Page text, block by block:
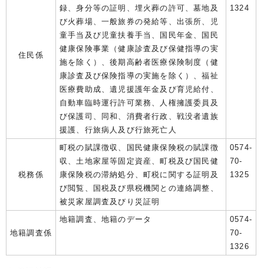
住民係
録、身分等の証明、埋火葬の許可、墓地及
び火葬場、一般旅券の発給等、出張所、児
童手当及び児童扶養手当、国民年金、国民
健康保険事業（健康診査及び保健指導の実
施を除く）、後期高齢者医療保険制度（健
康診査及び保険指導の実施を除く）、福祉
医療費助成、遺児援護年金及び育児給付、
自動車臨時運行許可業務、人権擁護委員及
び保護司、同和、消費者行政、戦没者遺族
援護、行旅病人及び行旅死亡人
1324
税務係
町税の賦課徴収、国民健康保険税の賦課徴
収、土地家屋等固定資産、町税及び国民健
康保険税の滞納処分、町税に関する証明及
び閲覧、国税及び県税機関との連絡調整、
被災家屋調査及びり災証明
0574-
70-
1325
地籍調査係
地籍調査、地籍のデータ
0574-
70-
1326